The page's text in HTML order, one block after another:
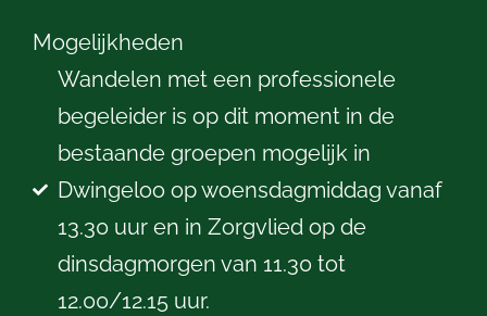
Mogelijkheden
Wandelen met een professionele
begeleider is op dit moment in de
bestaande groepen mogelijk in
Dwingeloo op woensdagmiddag vanaf
13.30 uur en in Zorgvlied op de
dinsdagmorgen van 11.30 tot
12.00/12.15 uur.